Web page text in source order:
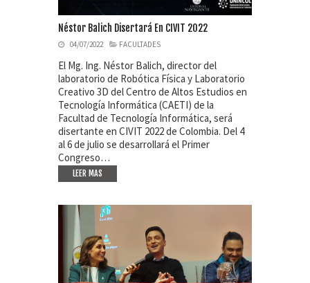
Néstor Balich Disertará En CIVIT 2022
04/07/2022 FACULTADES
El Mg. Ing. Néstor Balich, director del
laboratorio de Robótica Física y Laboratorio
Creativo 3D del Centro de Altos Estudios en
Tecnología Informática (CAETI) de la
Facultad de Tecnología Informática, será
disertante en CIVIT 2022 de Colombia. Del 4
al 6 de julio se desarrollará el Primer
Congreso…
LEER MAS